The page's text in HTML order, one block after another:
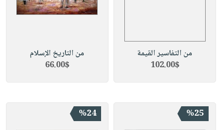
من التفاسير القيمة
102.00$
من التاريخ الإسلام
66.00$
%25
%24